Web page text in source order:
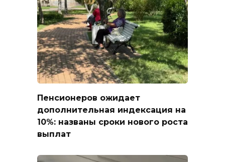
Пенсионеров ожидает
дополнительная индексация на
10%: названы сроки нового роста
выплат